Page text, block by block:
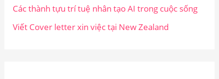
Các thành tựu trí tuệ nhân tạo AI trong cuộc sống
Viết Cover letter xin việc tại New Zealand